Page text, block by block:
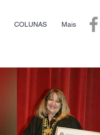
COLUNAS Mais